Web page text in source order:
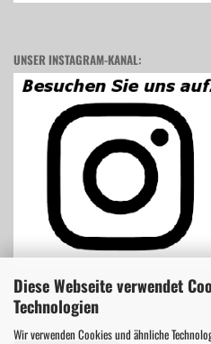
Diese Webseite verwendet
Technologien
Wir verwenden Cookies und ähnliche
UNSER INSTAGRAM-KANAL: